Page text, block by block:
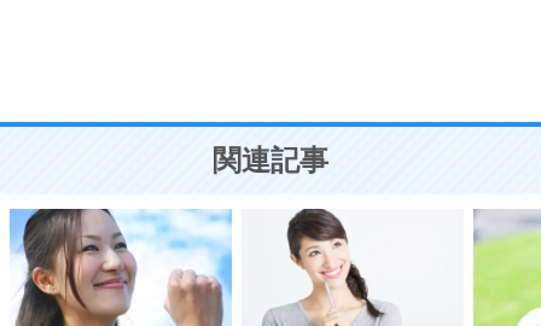
ことが大切。
関連記事